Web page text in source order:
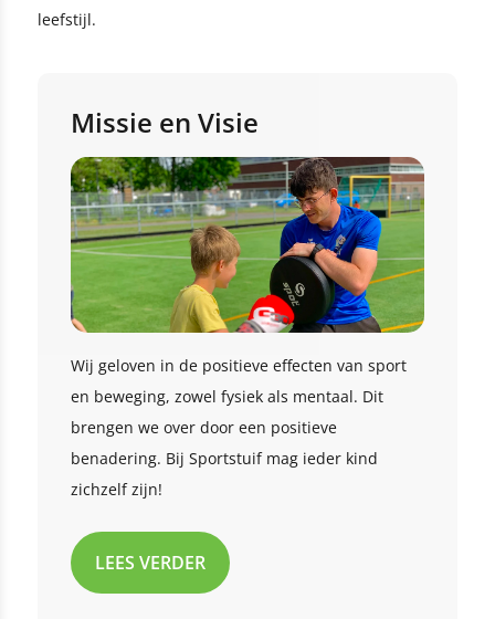
leefstijl.
Missie en Visie
Wij geloven in de positieve effecten van sport
en beweging, zowel fysiek als mentaal. Dit
brengen we over door een positieve
benadering. Bij Sportstuif mag ieder kind
zichzelf zijn!
LEES VERDER